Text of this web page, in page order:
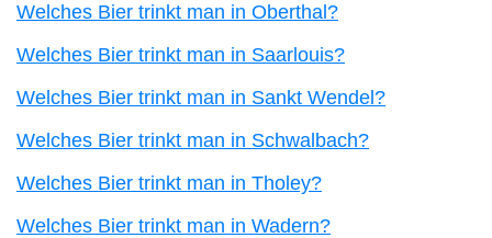
Welches Bier trinkt man in Oberthal?
Welches Bier trinkt man in Saarlouis?
Welches Bier trinkt man in Sankt Wendel?
Welches Bier trinkt man in Schwalbach?
Welches Bier trinkt man in Tholey?
Welches Bier trinkt man in Wadern?